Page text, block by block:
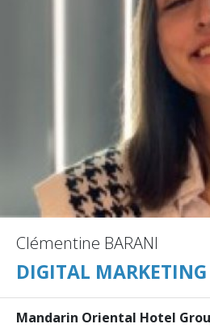
Clémentine BARANI
DIGITAL MARKETING
Mandarin Oriental Hotel